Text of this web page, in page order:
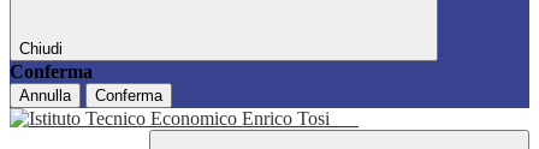
Chiudi
Conferma
Annulla Conferma